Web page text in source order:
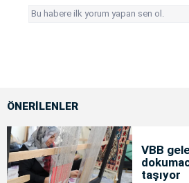
Bu habere ilk yorum yapan sen ol.
ÖNERİLENLER
VBB
taşıyor